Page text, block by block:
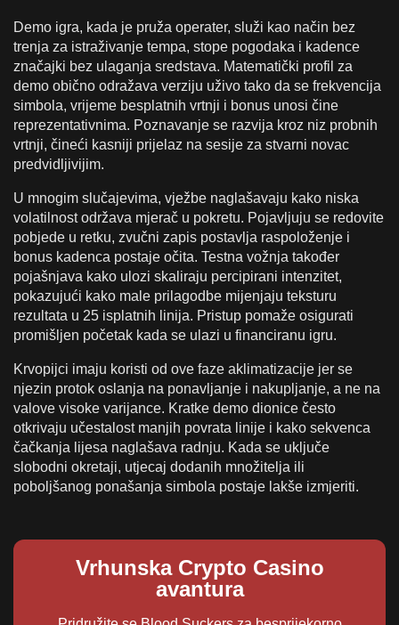
Demo igra, kada je pruža operater, služi kao način bez
trenja za istraživanje tempa, stope pogodaka i kadence
značajki bez ulaganja sredstava. Matematički profil za
demo obično odražava verziju uživo tako da se frekvencija
simbola, vrijeme besplatnih vrtnji i bonus unosi čine
reprezentativnima. Poznavanje se razvija kroz niz probnih
vrtnji, čineći kasniji prijelaz na sesije za stvarni novac
predvidljivijim.
U mnogim slučajevima, vježbe naglašavaju kako niska
volatilnost održava mjerač u pokretu. Pojavljuju se redovite
pobjede u retku, zvučni zapis postavlja raspoloženje i
bonus kadenca postaje očita. Testna vožnja također
pojašnjava kako ulozi skaliraju percipirani intenzitet,
pokazujući kako male prilagodbe mijenjaju teksturu
rezultata u 25 isplatnih linija. Pristup pomaže osigurati
promišljen početak kada se ulazi u financiranu igru.
Krvopijci imaju koristi od ove faze aklimatizacije jer se
njezin protok oslanja na ponavljanje i nakupljanje, a ne na
valove visoke varijance. Kratke demo dionice često
otkrivaju učestalost manjih povrata linije i kako sekvenca
čačkanja lijesa naglašava radnju. Kada se uključe
slobodni okretaji, utjecaj dodanih množitelja ili
poboljšanog ponašanja simbola postaje lakše izmjeriti.
Vrhunska Crypto Casino
avantura